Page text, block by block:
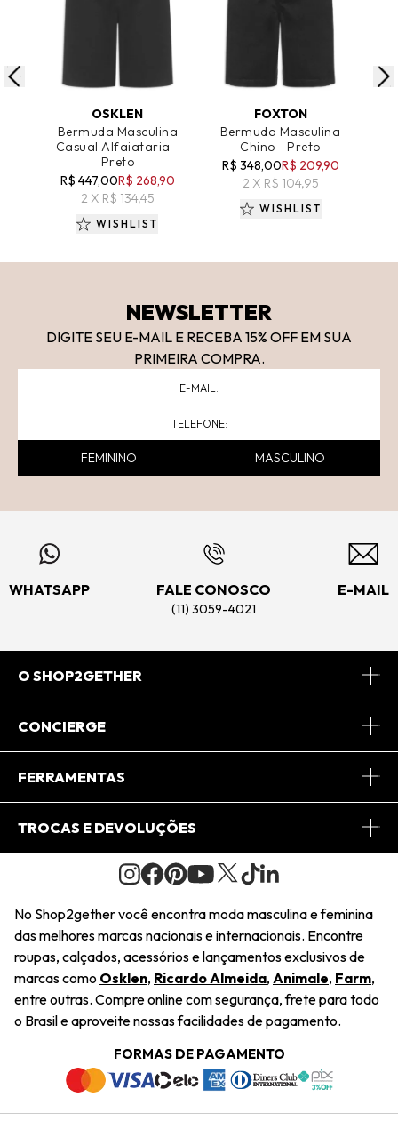
ADICIONAR AO CARRINHO
OSKLEN
Bermuda Masculina
Casual Alfaiataria -
Preto
R$ 447,00R$ 268,90
2 X R$ 134,45
WISHLIST
ADICIONAR AO CARRINHO
FOXTON
Bermuda Masculina
Chino - Preto
R$ 348,00R$ 209,90
2 X R$ 104,95
WISHLIST
NEWSLETTER
DIGITE SEU E-MAIL E RECEBA 15% OFF EM SUA
PRIMEIRA COMPRA.
FEMININO MASCULINO
WHATSAPP FALE CONOSCO
(11) 3059-4021
E-MAIL
O SHOP2GETHER
Sobre Nós
Journal
Saiu na Mídia
Sustentabilidade
Navegando
Termos e Condições
Trabalhe Conosco
CONCIERGE
Central de Relacionamento
Regulamento e Promoções
FERRAMENTAS
Minha Conta
Pedido de Presente
Wishlist
TROCAS E DEVOLUÇÕES
Condições Gerais
Troca Fácil
Restituição de Pagamento
Dúvidas Frequentes
Termos e Condições
Política de Privacidade
No Shop2gether você encontra moda masculina e feminina
das melhores marcas nacionais e internacionais. Encontre
roupas, calçados, acessórios e lançamentos exclusivos de
marcas como Osklen, Ricardo Almeida, Animale, Farm,
entre outras. Compre online com segurança, frete para todo
o Brasil e aproveite nossas facilidades de pagamento.
FORMAS DE PAGAMENTO